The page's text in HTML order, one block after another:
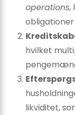
operations,
obligationer
hvilket
likviditet,